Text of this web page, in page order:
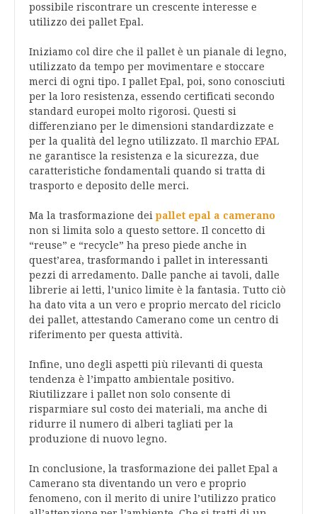
possibile riscontrare un crescente interesse e
utilizzo dei pallet Epal.
Iniziamo col dire che il pallet è un pianale di legno,
utilizzato da tempo per movimentare e stoccare
merci di ogni tipo. I pallet Epal, poi, sono conosciuti
per la loro resistenza, essendo certificati secondo
standard europei molto rigorosi. Questi si
differenziano per le dimensioni standardizzate e
per la qualità del legno utilizzato. Il marchio EPAL
ne garantisce la resistenza e la sicurezza, due
caratteristiche fondamentali quando si tratta di
trasporto e deposito delle merci.
Ma la trasformazione dei pallet epal a camerano
non si limita solo a questo settore. Il concetto di
“reuse” e “recycle” ha preso piede anche in
quest’area, trasformando i pallet in interessanti
pezzi di arredamento. Dalle panche ai tavoli, dalle
librerie ai letti, l’unico limite è la fantasia. Tutto ciò
ha dato vita a un vero e proprio mercato del riciclo
dei pallet, attestando Camerano come un centro di
riferimento per questa attività.
Infine, uno degli aspetti più rilevanti di questa
tendenza è l’impatto ambientale positivo.
Riutilizzare i pallet non solo consente di
risparmiare sul costo dei materiali, ma anche di
ridurre il numero di alberi tagliati per la
produzione di nuovo legno.
In conclusione, la trasformazione dei pallet Epal a
Camerano sta diventando un vero e proprio
fenomeno, con il merito di unire l’utilizzo pratico